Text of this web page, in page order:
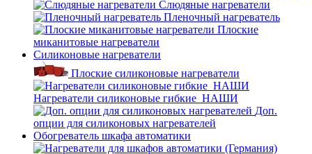
Слюдяные нагреватели
Пленочный нагреватель
Плоские
миканитовые нагреватели
Силиконовые нагреватели
Плоские силиконовые нагреватели
Нагреватели силиконовые гибкие_НАШИ
Доп.
опции для силиконовых нагревателей
Обогреватель шкафа автоматики